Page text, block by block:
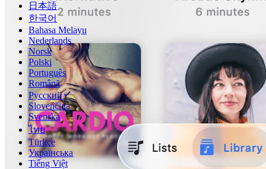
日本語
한국어
Bahasa Melayu
Nederlands
Norsk
Polski
Português
Română
Русский
Slovenčina
Svenska
ไทย
Türkçe
Українська
Tiếng Việt